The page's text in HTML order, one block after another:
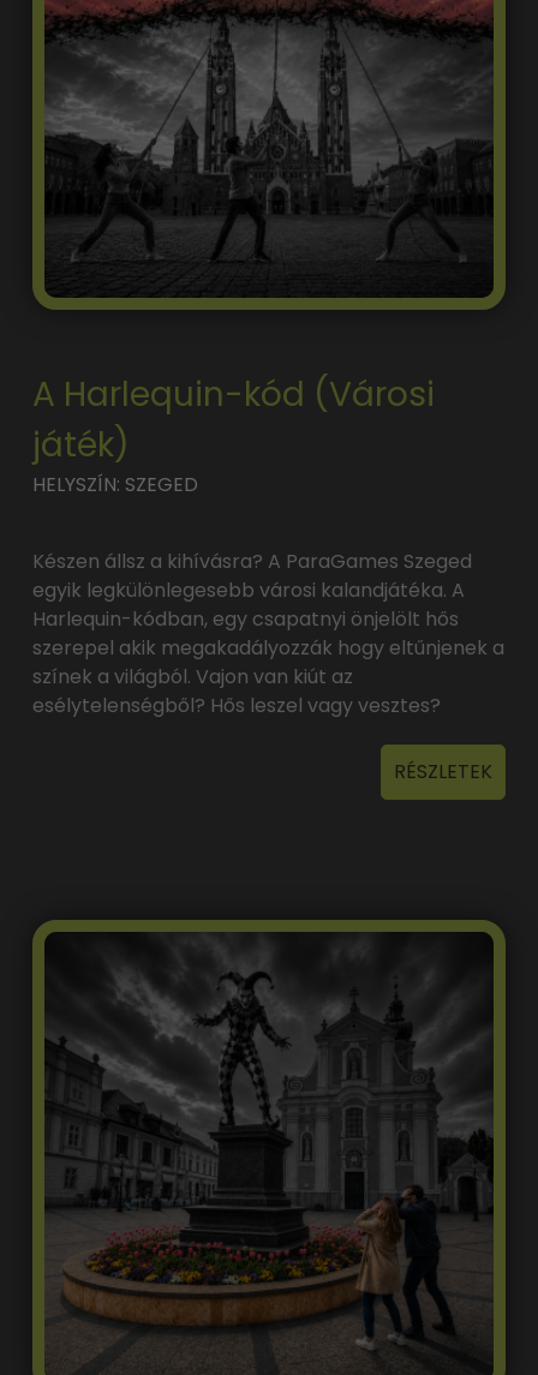
A Harlequin-kód (Városi
játék)
HELYSZÍN: SZEGED
Készen állsz a kihívásra? A ParaGames Szeged
egyik legkülönlegesebb városi kalandjátéka. A
Harlequin-kódban, egy csapatnyi önjelölt hős
szerepel akik megakadályozzák hogy eltűnjenek a
színek a világból. Vajon van kiút az
esélytelenségből? Hős leszel vagy vesztes?
RÉSZLETEK